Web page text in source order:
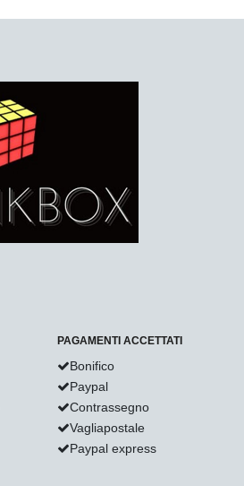
PAGAMENTI ACCETTATI
Bonifico
Paypal
Contrassegno
Vagliapostale
Paypal express